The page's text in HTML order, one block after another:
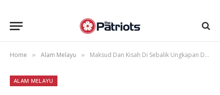
Home » Alam Melayu » Maksud Dan Kisah Di Sebalik Ungkapan Daulat Tuanku
ALAM MELAYU